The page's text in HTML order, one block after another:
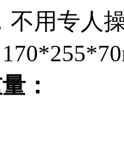
不用专人
：